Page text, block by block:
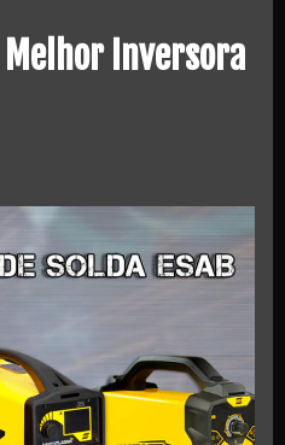
Melhor Inversora